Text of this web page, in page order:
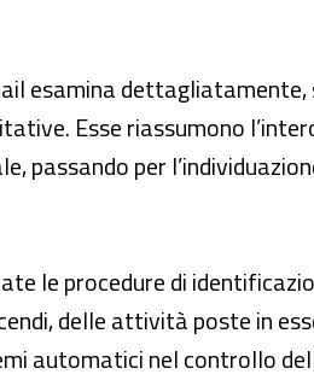
esamina dettagliatamente,
Esse riassumono
passando per
le procedure di
delle attività poste in
automatici nel controllo